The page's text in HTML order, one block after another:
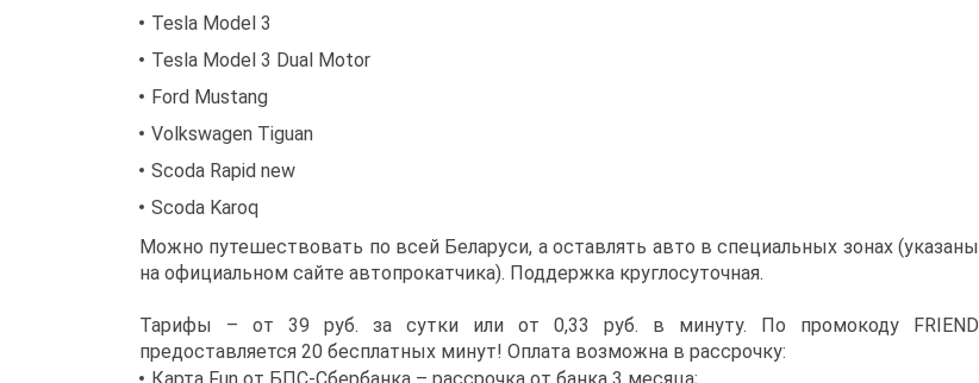
Tesla Model 3
Tesla Model 3 Dual Motor
Ford Mustang
Volkswagen Tiguan
Scoda Rapid new
Scoda Karoq
Можно путешествовать по всей Беларуси, а оставлять авто в специальных зонах (указаны
на официальном сайте автопрокатчика). Поддержка круглосуточная.
Тарифы – от 39 руб. за сутки или от 0,33 руб. в минуту. По промокоду FRIEND
предоставляется 20 бесплатных минут! Оплата возможна в рассрочку: